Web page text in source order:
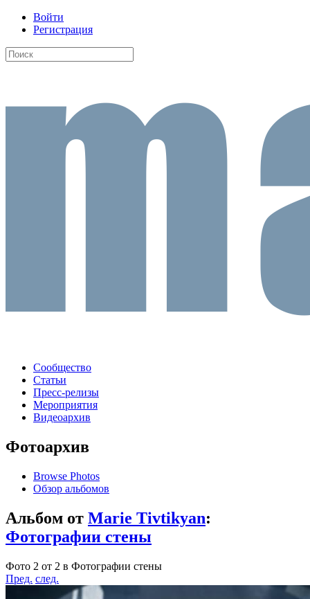
Войти
Регистрация
Сообщество
Статьи
Пресс-релизы
Мероприятия
Видеоархив
Фотоархив
Browse Photos
Обзор альбомов
Альбом от Marie Tivtikyan:
Фотографии стены
Фото 2 от 2 в Фотографии стены
Пред. след.